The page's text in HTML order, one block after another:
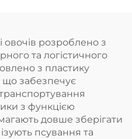
овочів розроблено з
та логістичного
з пластику
що забезпечує
з функцією
довше зберігати
псування та